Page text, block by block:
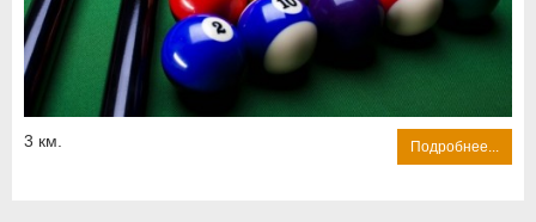
3 км. Подробнее...